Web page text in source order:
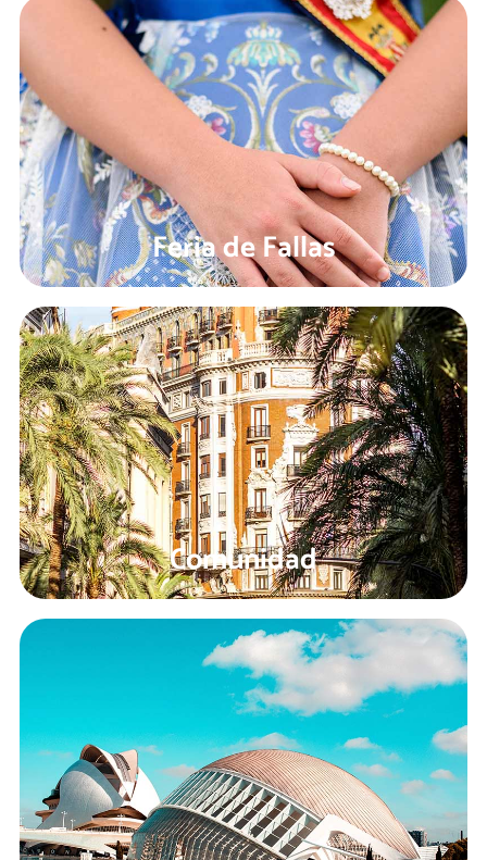
Feria de Fallas
Comunidad